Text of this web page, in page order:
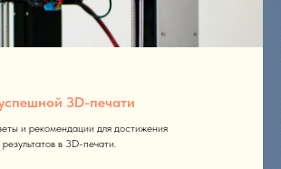
3D-печати
и рекомендации для достижения
в 3D-печати.